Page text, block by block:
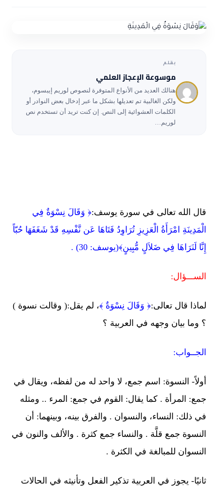
قصص للعبرة
حول السنة
بقلم
موسوعة الإعجاز العلمي
هنالك العديد من الأنواع المتوفرة لنصوص لوريم إيبسوم،
ولكن الغالبية تم تعديلها بشكل ما عبر إدخال بعض النوادر أو
الكلمات العشوائية إلى النص. إن كنت تريد أن تستخدم نص
لوريم…
قال الله تعالى في سورة يوسف:﴿ وَقَالَ نِسْوَةٌ فِي
الْمَدِينَةِ امْرَأَةُ الْعَزِيزِ تُرَاوِدُ فَتَاهَا عَن نَّفْسِهِ قَدْ شَغَفَهَا حُبّاً
إِنَّا لَنَرَاهَا فِي ضَلاَلٍ مُّبِينٍ﴾(يوسف: 30) .
الســـؤال:
لماذا قال تعالى:﴿ وَقَالَ نِسْوَةٌ ﴾، لم يقل:( وقالت نسوة )
؟ وما بيان وجهه في العربية ؟
الجــواب:
أولاً- النسوة: اسم جمع، لا واحد له من لفظه، ويقال في
جمع: المرأة . كما يقال: القوم في جمع: المرء .. ومثله
في ذلك: النساء، والنسوان . والفرق بينه، وبينهما: أن
النسوة جمع قلَّة . والنساء جمع كثرة . والألف والنون في
النسوان للمبالغة في الكثرة .
ثانيًا- يجوز في العربية تذكير الفعل وتأنيثه في الحالات